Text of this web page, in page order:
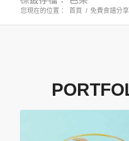
您現在的位置： 首頁 / 免費食譜分享